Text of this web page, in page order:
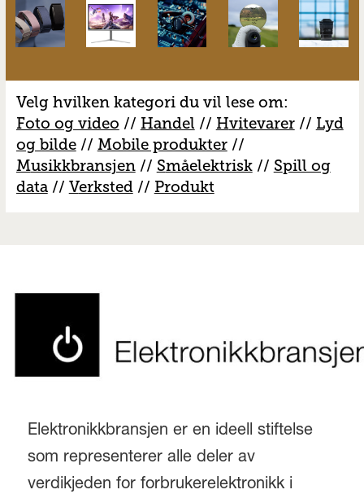
Velg hvilken kategori du vil lese om:
Foto og video // Handel // Hvitevarer// Lyd
og bilde// Mobile produkter//
Musikkbransjen// Småelektrisk// Spill og
data// Verksted// Produkt
Elektronikkbransjen er en ideell stiftelse
som representerer alle deler av
verdikjeden for forbrukerelektronikk i